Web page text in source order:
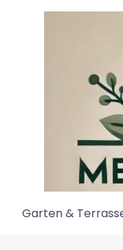
Garten &